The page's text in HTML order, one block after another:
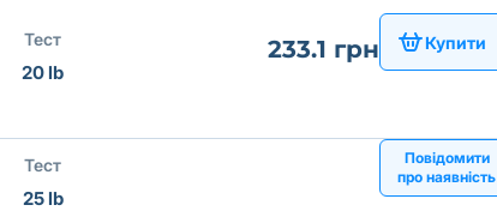
Тест
20 lb
233.1 грн Купити
Тест
25 lb
Повідомити
про наявність